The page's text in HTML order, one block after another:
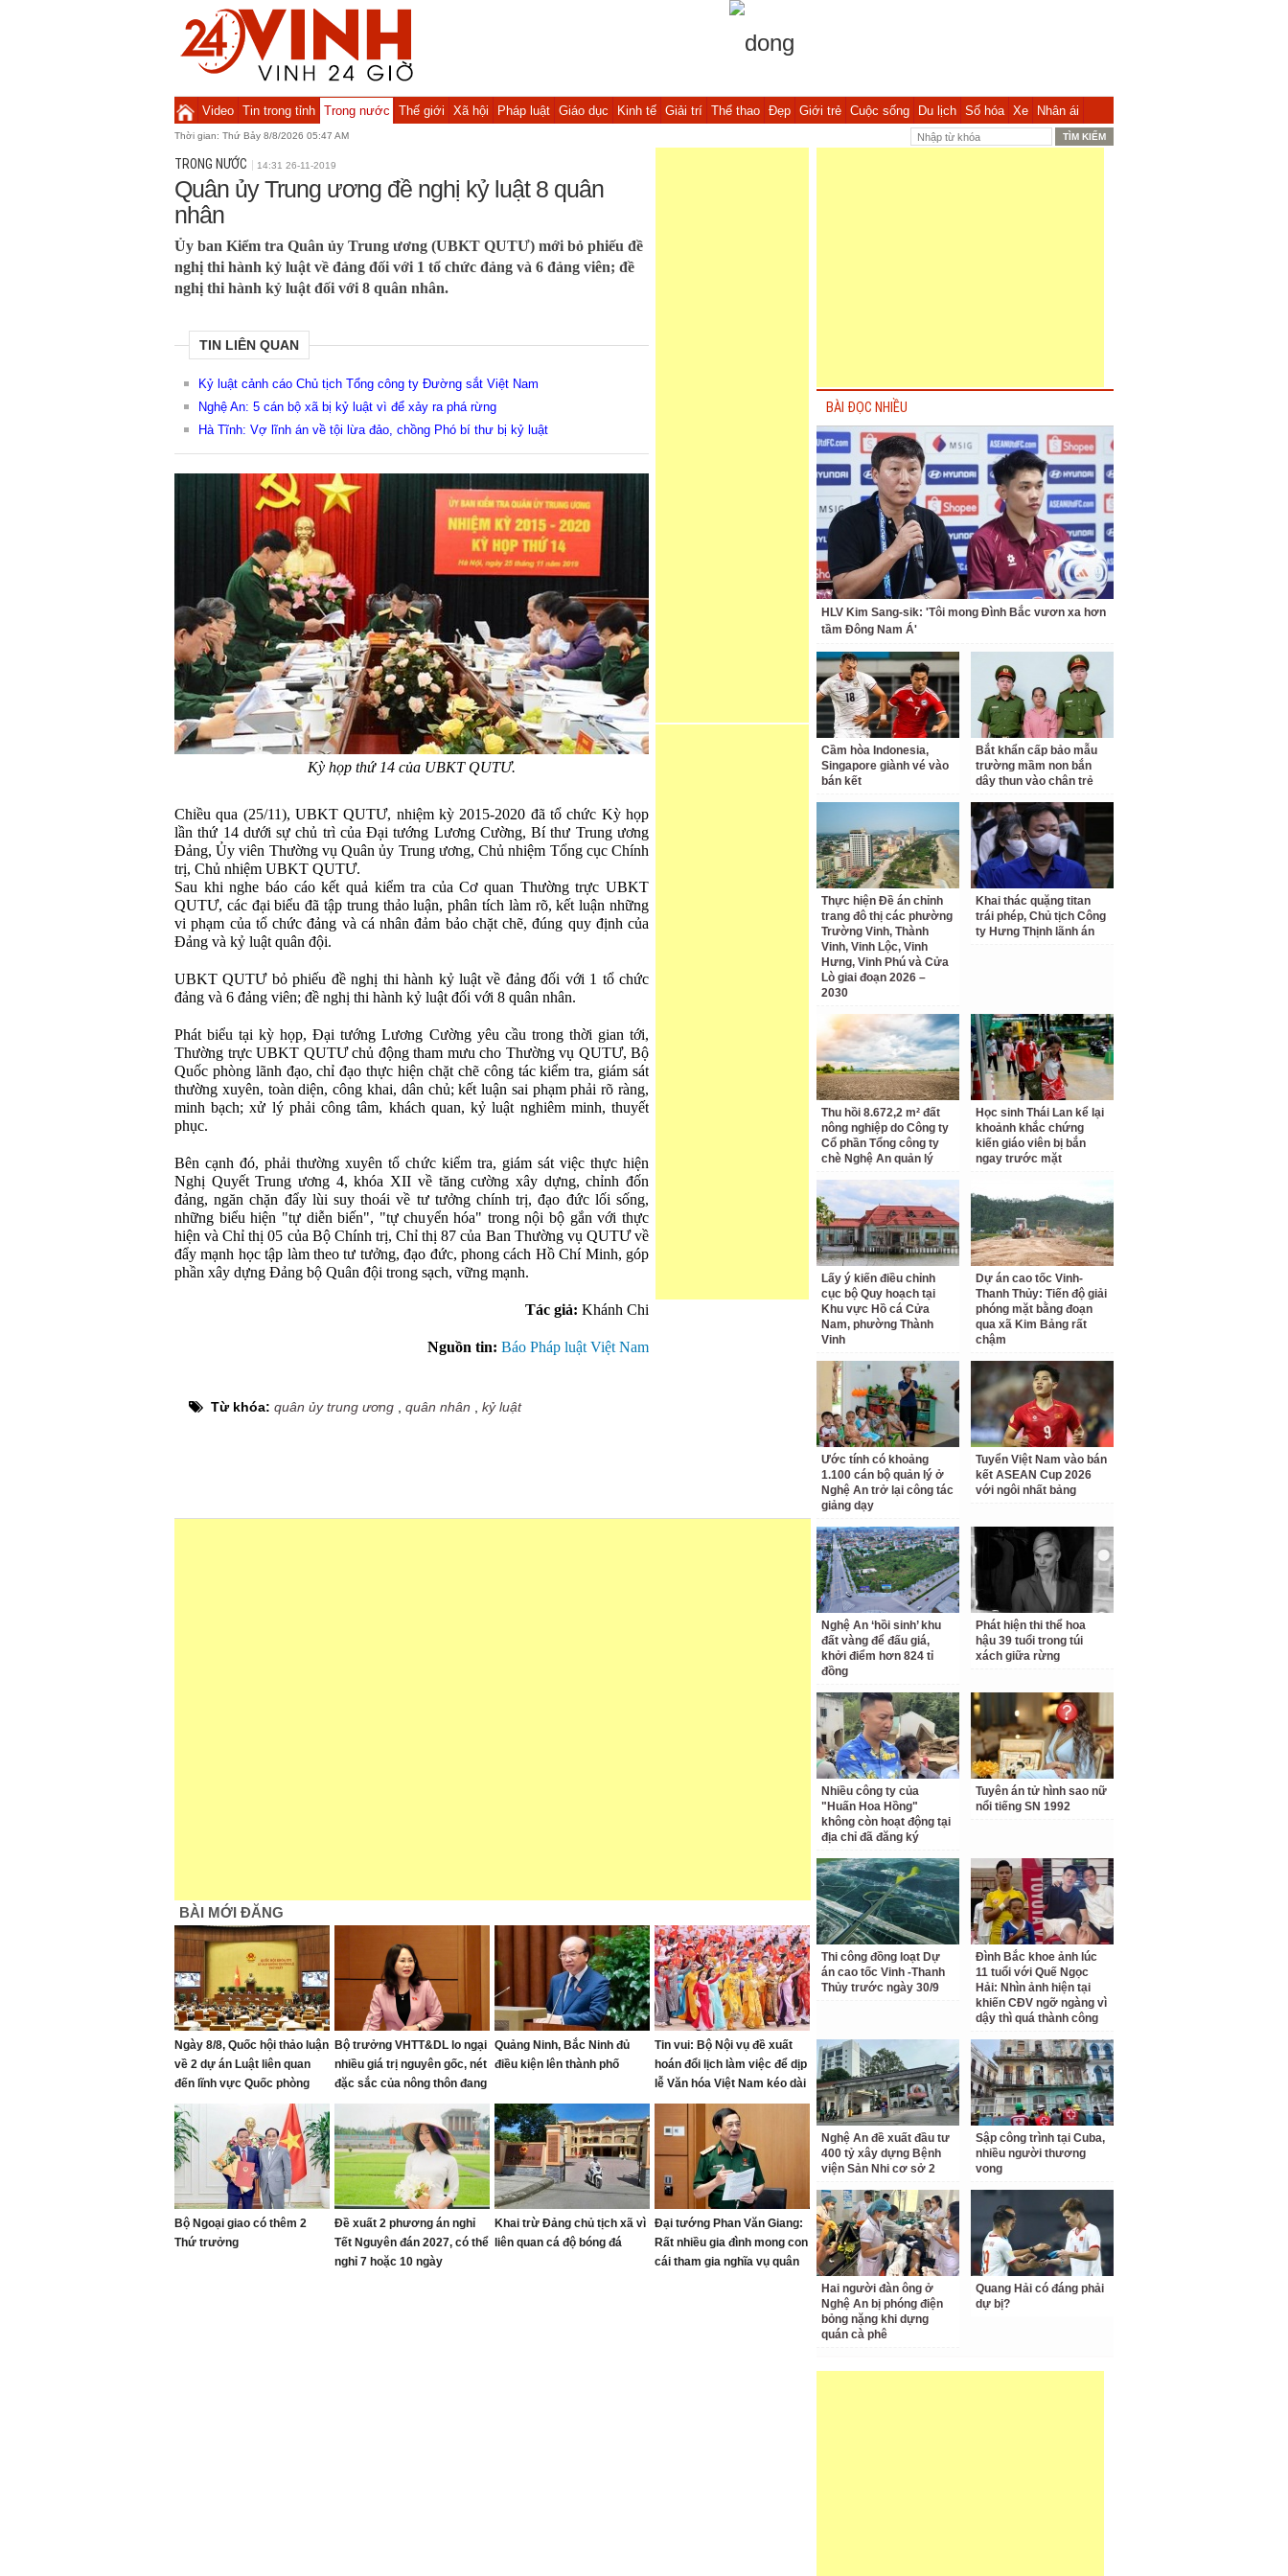
Video Tin trong tỉnh Trong nước Thế giới Xã hội Pháp luật Giáo dục Kinh tế Giải trí Thể thao Đẹp Giới trẻ Cuộc sống Du lịch Số hóa Xe Nhân ái
Thời gian: Thứ Bảy 8/8/2026 05:47 AM
TRONG NƯỚC 14:31 26-11-2019
Quân ủy Trung ương đề nghị kỷ luật 8 quân
nhân
Ủy ban Kiểm tra Quân ủy Trung ương (UBKT QUTƯ) mới bỏ phiếu đề
nghị thi hành kỷ luật về đảng đối với 1 tổ chức đảng và 6 đảng viên; đề
nghị thi hành kỷ luật đối với 8 quân nhân.
TIN LIÊN QUAN
Kỷ luật cảnh cáo Chủ tịch Tổng công ty Đường sắt Việt Nam
Nghệ An: 5 cán bộ xã bị kỷ luật vì để xảy ra phá rừng
Hà Tĩnh: Vợ lĩnh án về tội lừa đảo, chồng Phó bí thư bị kỷ luật
Kỳ họp thứ 14 của UBKT QUTƯ.
Chiều qua (25/11), UBKT QUTƯ, nhiệm kỳ 2015-2020 đã tổ chức Kỳ họp
lần thứ 14 dưới sự chủ trì của Đại tướng Lương Cường, Bí thư Trung ương
Đảng, Ủy viên Thường vụ Quân ủy Trung ương, Chủ nhiệm Tổng cục Chính
trị, Chủ nhiệm UBKT QUTƯ.
Sau khi nghe báo cáo kết quả kiểm tra của Cơ quan Thường trực UBKT
QUTƯ, các đại biểu đã tập trung thảo luận, phân tích làm rõ, kết luận những
vi phạm của tổ chức đảng và cá nhân đảm bảo chặt chẽ, đúng quy định của
Đảng và kỷ luật quân đội.
UBKT QUTƯ bỏ phiếu đề nghị thi hành kỷ luật về đảng đối với 1 tổ chức
đảng và 6 đảng viên; đề nghị thi hành kỷ luật đối với 8 quân nhân.
Phát biểu tại kỳ họp, Đại tướng Lương Cường yêu cầu trong thời gian tới,
Thường trực UBKT QUTƯ chủ động tham mưu cho Thường vụ QUTƯ, Bộ
Quốc phòng lãnh đạo, chỉ đạo thực hiện chặt chẽ công tác kiểm tra, giám sát
thường xuyên, toàn diện, công khai, dân chủ; kết luận sai phạm phải rõ ràng,
minh bạch; xử lý phải công tâm, khách quan, kỷ luật nghiêm minh, thuyết
phục.
Bên cạnh đó, phải thường xuyên tổ chức kiểm tra, giám sát việc thực hiện
Nghị Quyết Trung ương 4, khóa XII về tăng cường xây dựng, chỉnh đốn
đảng, ngăn chặn đẩy lùi suy thoái về tư tưởng chính trị, đạo đức lối sống,
những biểu hiện "tự diễn biến", "tự chuyển hóa" trong nội bộ gắn với thực
hiện và Chỉ thị 05 của Bộ Chính trị, Chỉ thị 87 của Ban Thường vụ QUTƯ về
đẩy mạnh học tập làm theo tư tưởng, đạo đức, phong cách Hồ Chí Minh, góp
phần xây dựng Đảng bộ Quân đội trong sạch, vững mạnh.
Tác giả: Khánh Chi
Nguồn tin: Báo Pháp luật Việt Nam
Từ khóa: quân ủy trung ương quân nhân kỷ luật
BÀI MỚI ĐĂNG
Ngày 8/8, Quốc hội thảo luận
về 2 dự án Luật liên quan
đến lĩnh vực Quốc phòng
Bộ trưởng VHTT&DL lo ngại
nhiều giá trị nguyên gốc, nét
đặc sắc của nông thôn đang
bị "bê tông hóa"
Quảng Ninh, Bắc Ninh đủ
điều kiện lên thành phố
Tin vui: Bộ Nội vụ đề xuất
hoán đổi lịch làm việc để dịp
lễ Văn hóa Việt Nam kéo dài
4 ngày
Bộ Ngoại giao có thêm 2
Thứ trưởng
Đề xuất 2 phương án nghỉ
Tết Nguyên đán 2027, có thể
nghỉ 7 hoặc 10 ngày
Khai trừ Đảng chủ tịch xã vì
liên quan cá độ bóng đá
Đại tướng Phan Văn Giang:
Rất nhiều gia đình mong con
cái tham gia nghĩa vụ quân
BÀI ĐỌC NHIỀU
HLV Kim Sang-sik: 'Tôi mong Đình Bắc vươn xa hơn
tầm Đông Nam Á'
Cầm hòa Indonesia,
Singapore giành vé vào
bán kết
Bắt khẩn cấp bảo mẫu
trường mầm non bắn
dây thun vào chân trẻ
Thực hiện Đề án chỉnh
trang đô thị các phường
Trường Vinh, Thành
Vinh, Vinh Lộc, Vinh
Hưng, Vinh Phú và Cửa
Lò giai đoạn 2026 –
2030
Khai thác quặng titan
trái phép, Chủ tịch Công
ty Hưng Thịnh lãnh án
Thu hồi 8.672,2 m² đất
nông nghiệp do Công ty
Cổ phần Tổng công ty
chè Nghệ An quản lý
Học sinh Thái Lan kể lại
khoảnh khắc chứng
kiến giáo viên bị bắn
ngay trước mặt
Lấy ý kiến điều chỉnh
cục bộ Quy hoạch tại
Khu vực Hồ cá Cửa
Nam, phường Thành
Vinh
Dự án cao tốc Vinh-
Thanh Thủy: Tiến độ giải
phóng mặt bằng đoạn
qua xã Kim Bảng rất
chậm
Ước tính có khoảng
1.100 cán bộ quản lý ở
Nghệ An trở lại công tác
giảng dạy
Tuyển Việt Nam vào bán
kết ASEAN Cup 2026
với ngôi nhất bảng
Nghệ An ‘hồi sinh’ khu
đất vàng để đấu giá,
khởi điểm hơn 824 tỉ
đồng
Phát hiện thi thể hoa
hậu 39 tuổi trong túi
xách giữa rừng
Nhiều công ty của
"Huấn Hoa Hồng"
không còn hoạt động tại
địa chỉ đã đăng ký
Tuyên án tử hình sao nữ
nổi tiếng SN 1992
Thi công đồng loạt Dự
án cao tốc Vinh -Thanh
Thủy trước ngày 30/9
Đình Bắc khoe ảnh lúc
11 tuổi với Quế Ngọc
Hải: Nhìn ảnh hiện tại
khiến CĐV ngỡ ngàng vì
dậy thì quá thành công
Nghệ An đề xuất đầu tư
400 tỷ xây dựng Bệnh
viện Sản Nhi cơ sở 2
Sập công trình tại Cuba,
nhiều người thương
vong
Hai người đàn ông ở
Nghệ An bị phóng điện
bỏng nặng khi dựng
quán cà phê
Quang Hải có đáng phải
dự bị?